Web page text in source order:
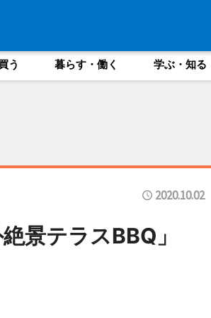
う 暮らす・働く 学ぶ・知る
2020.10.02
景テラスBBQ」